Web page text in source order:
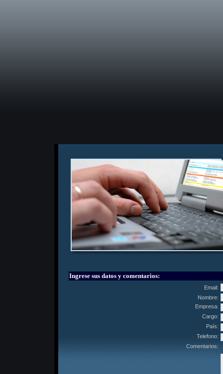
Ingrese sus datos y comentarios:
Email:
Nombre:
Empresa:
Cargo:
País:
Telefono:
Comentarios: